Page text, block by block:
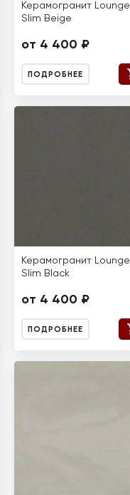
Керамогранит Lounge
Slim Beige
от 4 400 ₽
ПОДРОБНЕЕ
Керамогранит Lounge
Slim Black
от 4 400 ₽
ПОДРОБНЕЕ